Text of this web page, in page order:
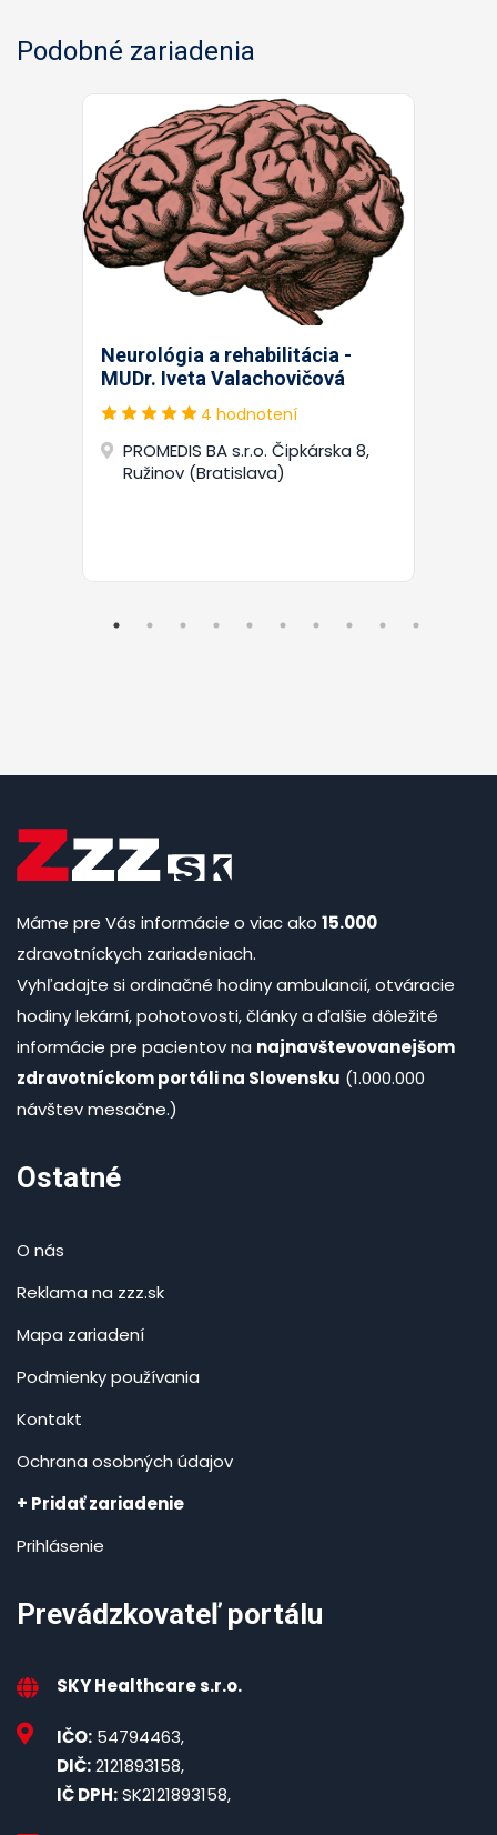
Podobné zariadenia
Neurológia a rehabilitácia -
MUDr. Iveta Valachovičová
4 hodnotení
PROMEDIS BA s.r.o. Čipkárska 8,
Ružinov (Bratislava)
Máme pre Vás informácie o viac ako 15.000
zdravotníckych zariadeniach.
Vyhľadajte si ordinačné hodiny ambulancií, otváracie
hodiny lekární, pohotovosti, články a ďalšie dôležité
informácie pre pacientov na najnavštevovanejšom
zdravotníckom portáli na Slovensku (1.000.000
návštev mesačne.)
Ostatné
O nás
Reklama na zzz.sk
Mapa zariadení
Podmienky používania
Kontakt
Ochrana osobných údajov
+ Pridať zariadenie
Prihlásenie
Prevádzkovateľ portálu
SKY Healthcare s.r.o.
IČO: 54794463,
DIČ:2121893158,
IČ DPH:SK2121893158,